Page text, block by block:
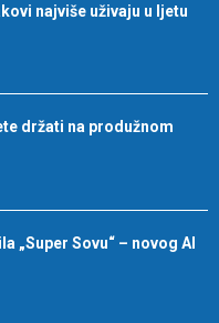
najviše uživaju u ljetu
držati na produžnom
„Super Sovu“ – novog AI